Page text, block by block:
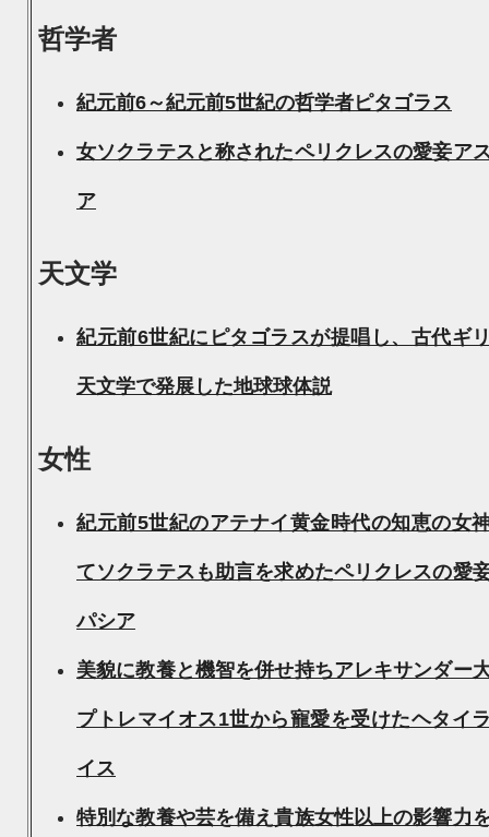
哲学者
紀元前6～紀元前5世紀の哲学者ピタゴラス
女ソクラテスと称されたペリクレスの愛妾ア
ア
天文学
紀元前6世紀にピタゴラスが提唱し、古代ギ
天文学で発展した地球球体説
女性
紀元前5世紀のアテナイ黄金時代の知恵の女
てソクラテスも助言を求めたペリクレスの愛
パシア
美貌に教養と機智を併せ持ちアレキサンダー
プトレマイオス1世から寵愛を受けたヘタイ
イス
特別な教養や芸を備え貴族女性以上の影響力